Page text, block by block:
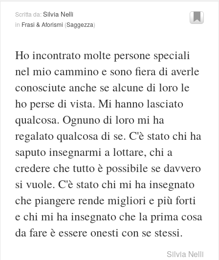
Scritta da:Silvia Nelli
in Frasi & Aforismi (Saggezza)
Ho incontrato molte persone speciali
nel mio cammino e sono fiera di averle
conosciute anche se alcune di loro le
ho perse di vista. Mi hanno lasciato
qualcosa. Ognuno di loro mi ha
regalato qualcosa di se. C'è stato chi ha
saputo insegnarmi a lottare, chi a
credere che tutto è possibile se davvero
si vuole. C'è stato chi mi ha insegnato
che piangere rende migliori e più forti
e chi mi ha insegnato che la prima cosa
da fare è essere onesti con se stessi.
Silvia Nelli